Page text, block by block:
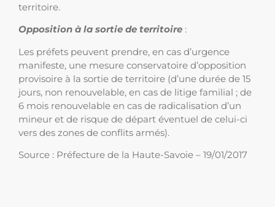
territoire.
Opposition à la sortie de territoire :
Les préfets peuvent prendre, en cas d’urgence
manifeste, une mesure conservatoire d’opposition
provisoire à la sortie de territoire (d’une durée de 15
jours, non renouvelable, en cas de litige familial ; de
6 mois renouvelable en cas de radicalisation d’un
mineur et de risque de départ éventuel de celui-ci
vers des zones de conflits armés).
Source : Préfecture de la Haute-Savoie – 19/01/2017